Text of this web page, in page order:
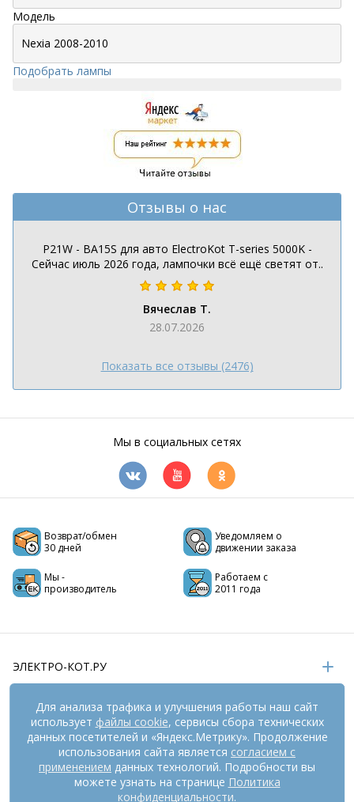
Модель
Подобрать лампы
Отзывы о нас
P21W - BA15S для авто ElectroKot T-series 5000K -
Сейчас июль 2026 года, лампочки всё ещё светят от..
Вячеслав Т.
28.07.2026
Показать все отзывы (2476)
Мы в социальных сетях
Возврат/обмен
30 дней
Уведомляем о
движении заказа
Мы -
производитель
Работаем с
2011 года
ЭЛЕКТРО-КОТ.РУ
ИНФОРМАЦИЯ
РЕКВИЗИТЫ
На информационном ресурсе применяются
рекомендательные технологии (информационные технологии
Для анализа трафика и улучшения работы наш сайт
использует файлы cookie, сервисы сбора технических
данных посетителей и «Яндекс.Метрику». Продолжение
использования сайта является согласием с
применением данных технологий. Подробности вы
можете узнать на странице Политика
конфиденциальности.